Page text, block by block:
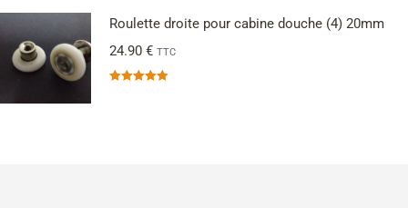
Roulette droite pour cabine douche (4) 20mm
24.90 € TTC